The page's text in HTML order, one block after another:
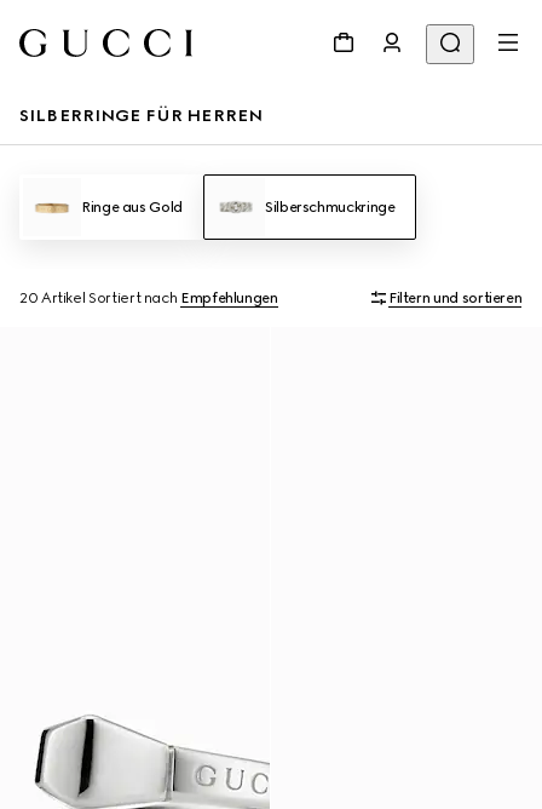
SILBERRINGE FÜR HERREN
Ringe aus Gold Silberschmuckringe
20 Artikel Sortiert nach Empfehlungen Filtern und sortieren